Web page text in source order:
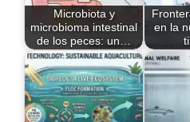
Microbiota y
microbioma intestinal
de los peces: un…
en la